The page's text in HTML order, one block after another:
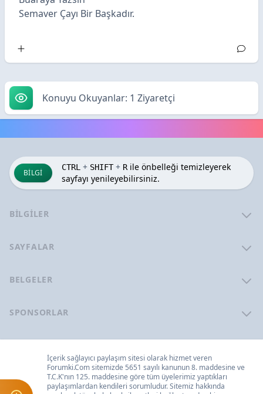
Semaver Çayı Bir Başkadır.
Konuyu Okuyanlar: 1 Ziyaretçi
BILGI
CTRL + SHIFT + Rile önbelleği temizleyerek
sayfayı yenileyebilirsiniz.
BILGILER
SAYFALAR
BELGELER
SPONSORLAR
İçerik sağlayıcı paylaşım sitesi olarak hizmet veren
Forumki.Comsitemizde 5651 sayılı kanunun 8. maddesine ve
T.C.K'nın 125. maddesine göre tüm üyelerimiz yaptıkları
paylaşımlardan kendileri sorumludur. Sitemiz hakkında